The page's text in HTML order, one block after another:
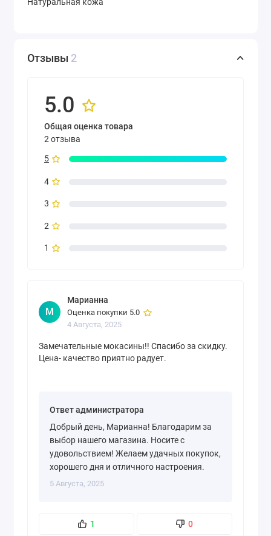
Натуральная кожа
Отзывы 2
5.0
Общая оценка товара
2 отзыва
5
4
3
2
1
М
Марианна
Оценка покупки 5.0
4 Августа, 2025
Замечательные мокасины!! Спасибо за скидку.
Цена- качество приятно радует.
1 0
Ответ администратора
Добрый день, Марианна! Благодарим за
выбор нашего магазина. Носите с
удовольствием! Желаем удачных покупок,
хорошего дня и отличного настроения.
5 Августа, 2025